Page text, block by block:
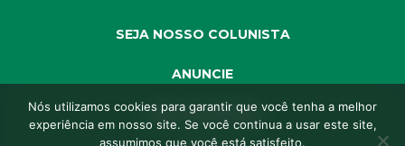
SEJA NOSSO COLUNISTA
ANUNCIE
SEJA APOIADOR
Nós utilizamos cookies para garantir que você tenha a melhor
experiência em nosso site. Se você continua a usar este site,
assumimos que você está satisfeito.